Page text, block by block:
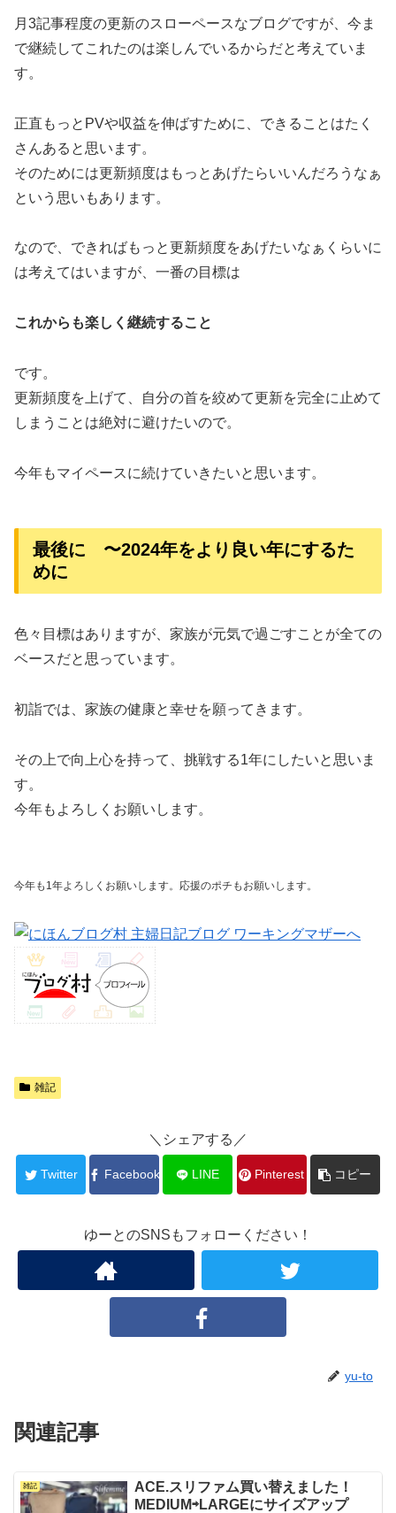
月3記事程度の更新のスローペースなブログですが、今ま
で継続してこれたのは楽しんでいるからだと考えていま
す。
正直もっとPVや収益を伸ばすために、できることはたく
さんあると思います。
そのためには更新頻度はもっとあげたらいいんだろうなぁ
という思いもあります。
なので、できればもっと更新頻度をあげたいなぁくらいに
は考えてはいますが、一番の目標は
これからも楽しく継続すること
です。
更新頻度を上げて、自分の首を絞めて更新を完全に止めて
しまうことは絶対に避けたいので。
今年もマイペースに続けていきたいと思います。
最後に 〜2024年をより良い年にするた
めに
色々目標はありますが、家族が元気で過ごすことが全ての
ベースだと思っています。
初詣では、家族の健康と幸せを願ってきます。
その上で向上心を持って、挑戦する1年にしたいと思いま
す。
今年もよろしくお願いします。
今年も1年よろしくお願いします。応援のポチもお願いします。
雑記
＼シェアする／
Twitter Facebook LINE Pinterest コピー
ゆーとのSNSもフォローください！
yu-to
関連記事
雑記
ACE.スリファム買い替えました！
MEDIUM⇨LARGEにサイズアップ